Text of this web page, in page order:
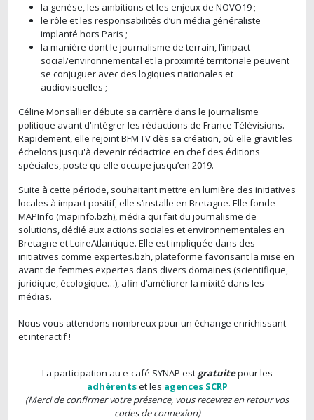
la genèse, les ambitions et les enjeux de NOVO19 ;
le rôle et les responsabilités d’un média généraliste
implanté hors Paris ;
la manière dont le journalisme de terrain, l’impact
social/environnemental et la proximité territoriale peuvent
se conjuguer avec des logiques nationales et
audiovisuelles ;
Céline Monsallier débute sa carrière dans le journalisme
politique avant d'intégrer les rédactions de France Télévisions.
Rapidement, elle rejoint BFM TV dès sa création, où elle gravit les
échelons jusqu'à devenir rédactrice en chef des éditions
spéciales, poste qu'elle occupe jusqu’en 2019.
Suite à cette période, souhaitant mettre en lumière des initiatives
locales à impact positif, elle s’installe en Bretagne. Elle fonde
MAPInfo (mapinfo.bzh), média qui fait du journalisme de
solutions, dédié aux actions sociales et environnementales en
Bretagne et LoireAtlantique. Elle est impliquée dans des
initiatives comme expertes.bzh, plateforme favorisant la mise en
avant de femmes expertes dans divers domaines (scientifique,
juridique, écologique…), afin d’améliorer la mixité dans les
médias.
Nous vous attendons nombreux pour un échange enrichissant
et interactif !
La participation au e-café SYNAP est gratuitepour les
adhérentset les agences SCRP
(Merci de confirmer votre présence, vous recevrez en retour vos
codes de connexion)